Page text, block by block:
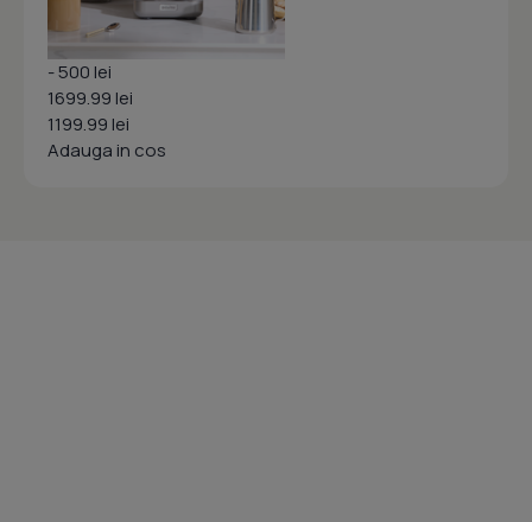
- 500 lei
1699.99 lei
1199.99 lei
Adauga in cos